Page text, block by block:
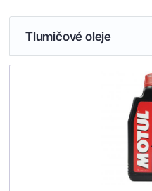
Tlumičové oleje